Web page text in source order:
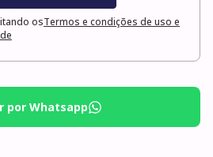
osTermos e condições de uso e
por Whatsapp